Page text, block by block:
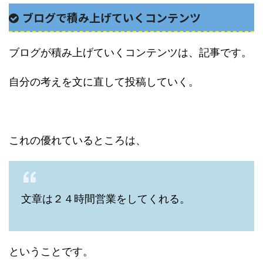
ブログで積み上げていくコンテンツ
ブログが積み上げていくコンテンツは、記事です。
自分の考えを文に直して投稿していく。
これの優れているところは、
文章は２４時間営業をしてくれる。
ということです。